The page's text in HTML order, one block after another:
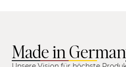
Made in